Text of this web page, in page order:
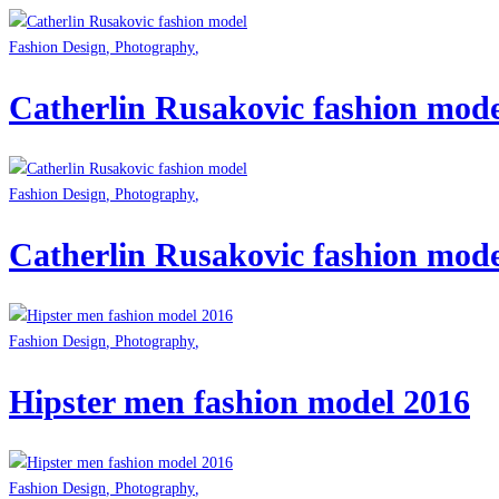
Fashion Design, Photography,
Catherlin Rusakovic fashion
Fashion Design, Photography,
Catherlin Rusakovic fashion
Fashion Design Photography
Hipster men fashion model 2016
Fashion Design Photography